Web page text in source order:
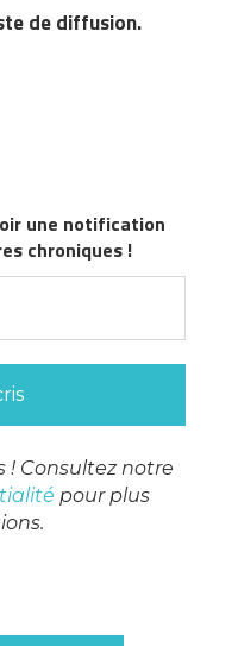
de diffusion.
une notification
chroniques !
! Consultez notre
pour plus